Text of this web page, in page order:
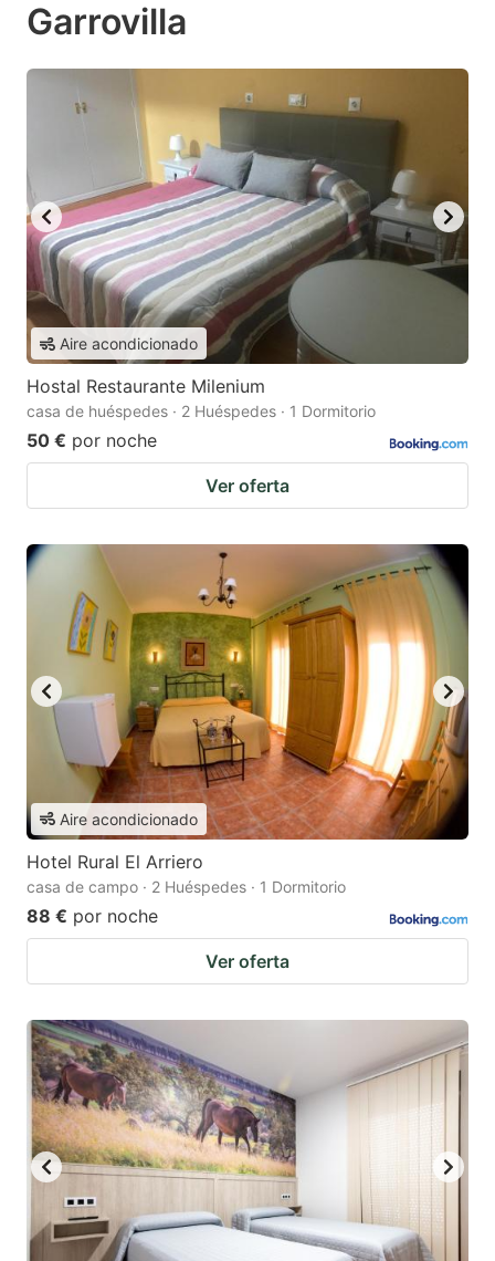
Garrovilla
Aire acondicionado
Hostal Restaurante Milenium
casa de huéspedes · 2 Huéspedes · 1 Dormitorio
50 € por noche
Ver oferta
Aire acondicionado
Hotel Rural El Arriero
casa de campo · 2 Huéspedes · 1 Dormitorio
88 € por noche
Ver oferta